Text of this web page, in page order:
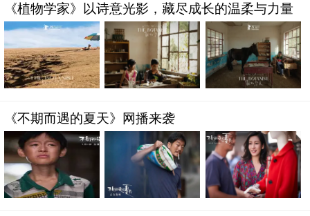
《植物学家》以诗意光影，藏尽成长的温柔与力量
《不期而遇的夏天》网播来袭